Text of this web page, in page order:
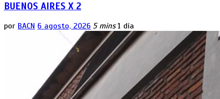
BUENOS AIRES X 2
por BACN 6 agosto, 2026 5 mins 1 día